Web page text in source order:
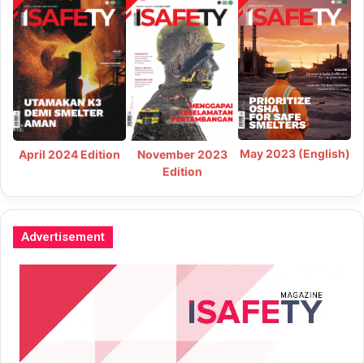
April 2024 Edition
November 2023
Edition
May 2023 (English)
Advertisement